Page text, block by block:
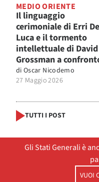
MEDIO ORIENTE
Il linguaggio
cerimoniale di Erri De
Luca e il tormento
intellettuale di David
Grossman a
di Oscar Nicodemo
27 Maggio 2026
TUTTI I POST
Gli Stati Generali è
VUOI